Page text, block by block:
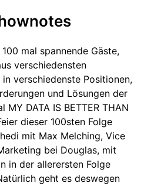
mal spannende Gäste,
verschiedensten
verschiedenste Positionen,
und Lösungen der
MY DATA IS BETTER THAN
dieser 100sten Folge
mit Max Melching, Vice
bei Douglas, mit
in der allerersten Folge
geht es deswegen